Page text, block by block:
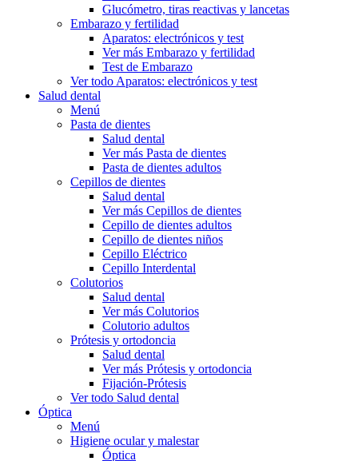
Glucómetro, tiras reactivas y lancetas
Embarazo y fertilidad
Aparatos: electrónicos y test
Ver más Embarazo y fertilidad
Test de Embarazo
Ver todo Aparatos: electrónicos y test
Salud dental
Menú
Pasta de dientes
Salud dental
Ver más Pasta de dientes
Pasta de dientes adultos
Cepillos de dientes
Salud dental
Ver más Cepillos de dientes
Cepillo de dientes adultos
Cepillo de dientes niños
Cepillo Eléctrico
Cepillo Interdental
Colutorios
Salud dental
Ver más Colutorios
Colutorio adultos
Prótesis y ortodoncia
Salud dental
Ver más Prótesis y ortodoncia
Fijación-Prótesis
Ver todo Salud dental
Óptica
Menú
Higiene ocular y malestar
Óptica